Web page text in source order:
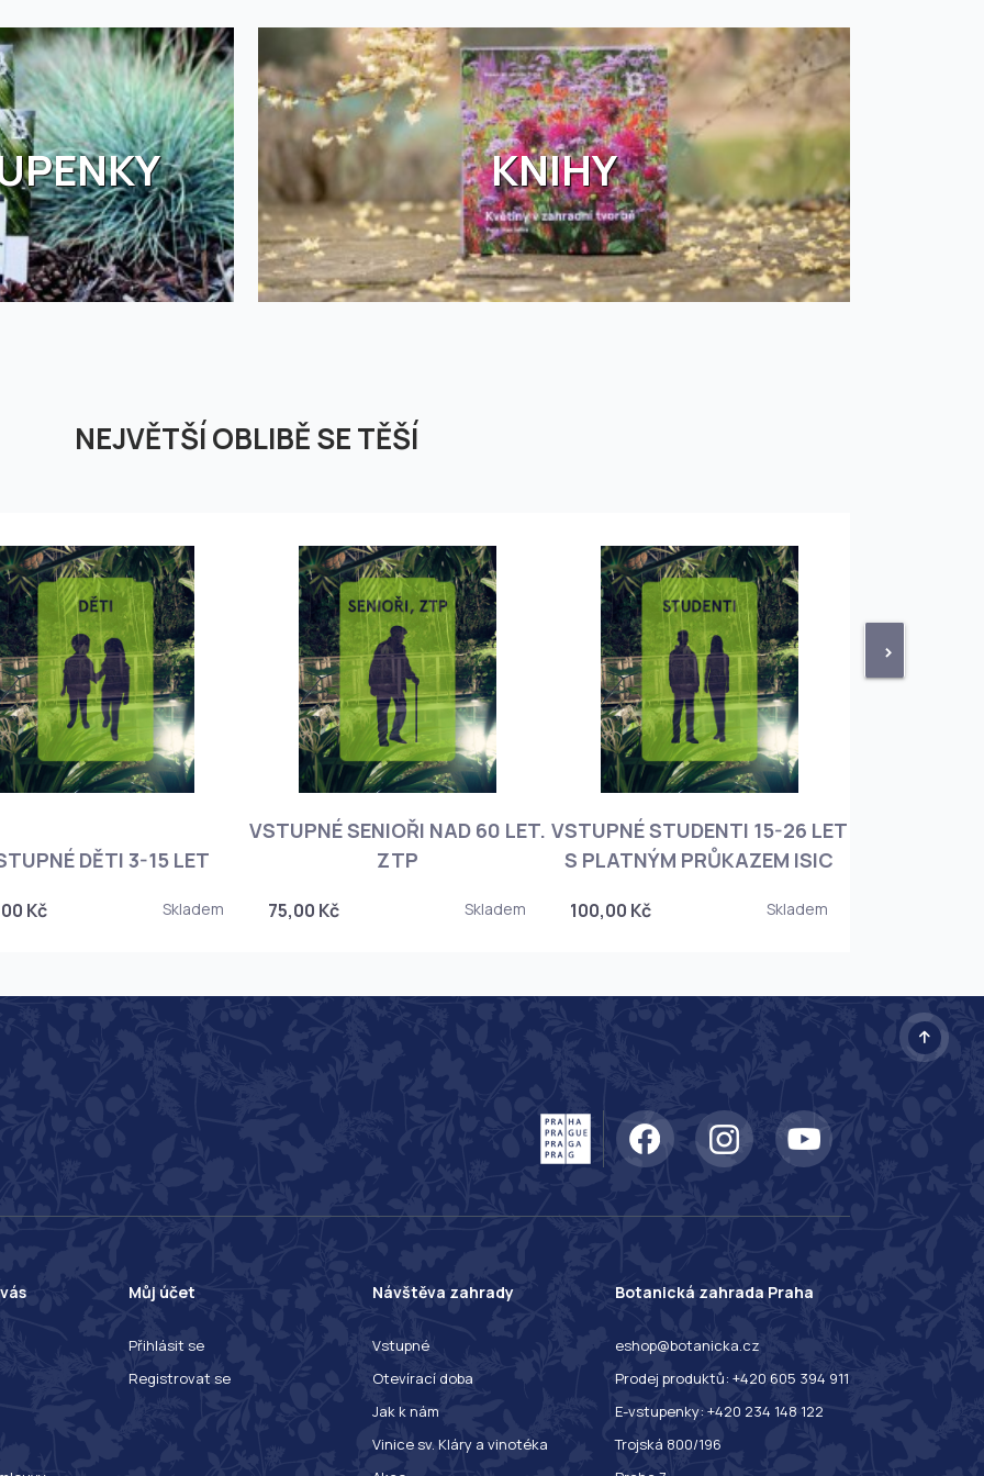
KNIHY
NEJVĚTŠÍ OBLIBĚ SE TĚŠÍ
>
DĚTI 3-15 LET
Kč Skladem
VSTUPNÉ SENIOŘI NAD 60 LET.
ZTP
75,00 Kč Skladem
VSTUPNÉ STUDENTI 15-26 LET
S PLATNÝM PRŮKAZEM ISIC
100,00 Kč Skladem
Můj účet
Přihlásit se
Registrovat se
Návštěva zahrady
Vstupné
Otevírací doba
Jak k nám
Vinice sv. Kláry a vinotéka
Botanická zahrada Praha
eshop@botanicka.cz
Prodej produktů: +420 605 394 911
E-vstupenky: +420 234 148 122
Trojská 800/196